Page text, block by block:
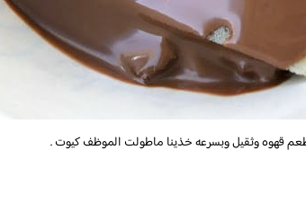
قهوه وثقيل وبسرعه خذينا ماطولت الموظف كيوت .